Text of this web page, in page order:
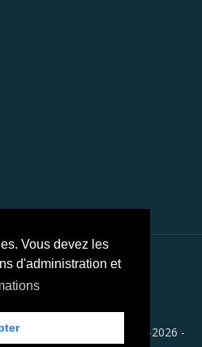
Vous devez les
d'administration et
RACB LIEGE SA 2008-2026 -
viaMollie